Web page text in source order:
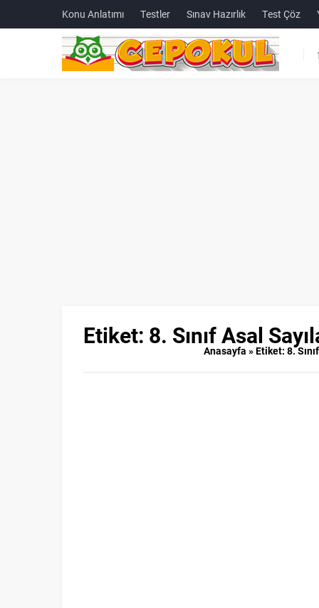
Konu Anlatımı Testler Sınav Hazırlık Test Çöz
Etiket: 8. Sınıf Asal
Anasayfa »Etiket: 8.